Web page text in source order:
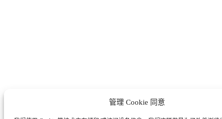
管理 Cookie 同意